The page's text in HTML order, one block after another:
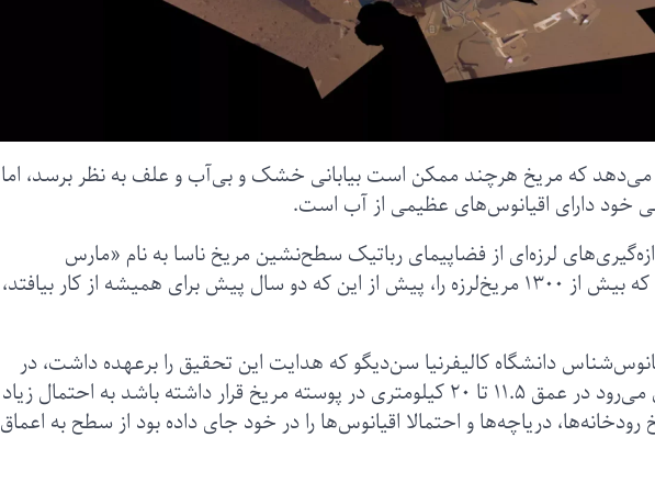
که مریخ هرچند ممکن است بیابانی خشک و بی‌آب و علف به نظر برسد، اما
خود دارای اقیانوس‌های عظیمی از آب است.
لرزه‌ای از فضاپیمای رباتیک سطح‌نشین مریخ ناسا به نام «مارس
این‌سایت» (Mars InSight) است که بیش از ۱۳۰۰ مریخ‌لرزه را، پیش از این که دو سال پیش برای همیشه از کار بیافتد،
دانشگاه کالیفرنیا سن‌دیگو که هدایت این تحقیق را برعهده داشت، در
این باره می‌گوید: «این آب که گمان می‌رود در عمق ۱۱.۵ تا ۲۰ کیلومتری در پوسته مریخ قرار داشته باشد به احتمال زیاد
دریاچه‌ها و احتمالا اقیانوس‌ها را در خود جای داده بود از سطح به اعماق